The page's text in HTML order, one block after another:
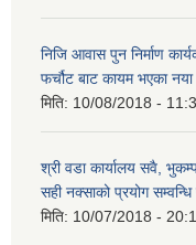
निजि आवास पुन निर्माण
फर्चौट बाट कायम भएका नया
मिति: 10/08/2018 -
श्री वडा कार्यालय सवै, भुकम्प
सही नक्साको प्रयोग सम्वन्धि
मिति: 10/07/2018 -